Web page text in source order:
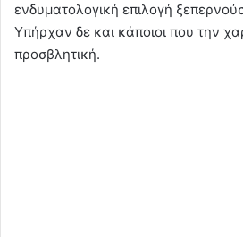
ενδυματολογική επιλογή
Υπήρχαν δε και κάποιοι που την
προσβλητική.